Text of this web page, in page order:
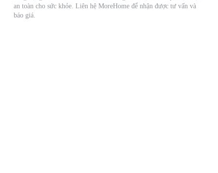
an toàn cho sức khỏe. Liên hệ MoreHome để nhận được tư vấn và
báo giá.